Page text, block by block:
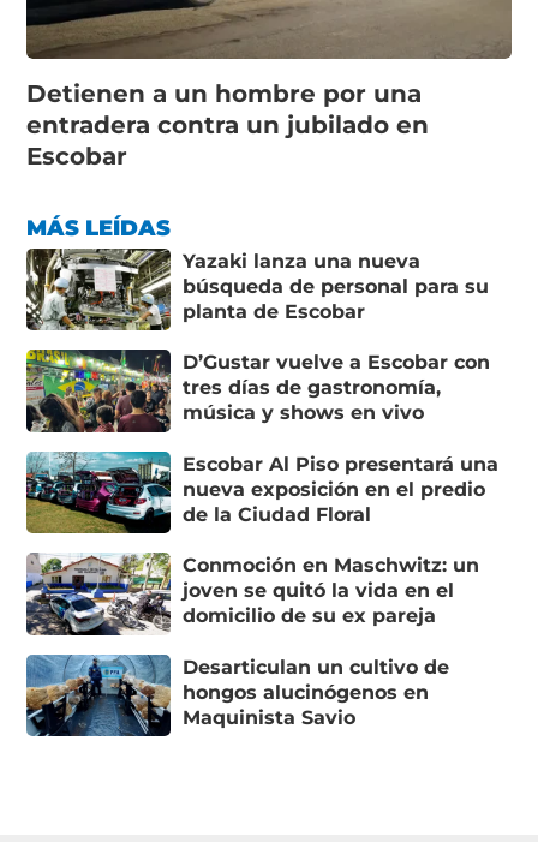
Detienen a un hombre por una
entradera contra un jubilado en
Escobar
MÁS LEÍDAS
Yazaki lanza una nueva
búsqueda de personal para su
planta de Escobar
D’Gustar vuelve a Escobar con
tres días de gastronomía,
música y shows en vivo
Escobar Al Piso presentará una
nueva exposición en el predio
de la Ciudad Floral
Conmoción en Maschwitz: un
joven se quitó la vida en el
domicilio de su ex pareja
Desarticulan un cultivo de
hongos alucinógenos en
Maquinista Savio